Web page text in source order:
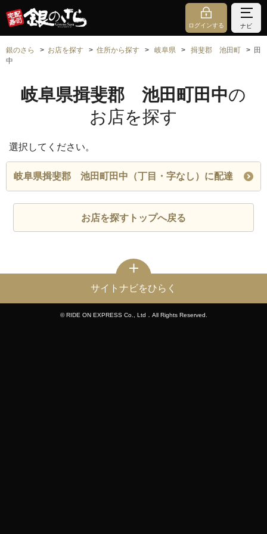
ログインする ナビ
銀のさら お店を探す 住所から探す 岐阜県 揖斐郡 池田町
田
中
岐阜県揖斐郡 池田町田中の
お店を探す
選択してください。
岐阜県揖斐郡 池田町田中（丁目・字なし）に配達
お店を探すトップへ戻る
サイトナビをひらく
© RIDE ON EXPRESS Co., Ltd．All Rights Reserved.